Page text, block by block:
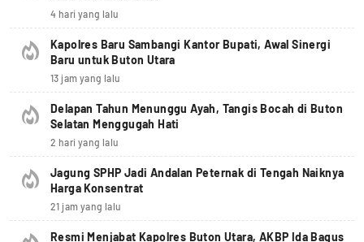
4 hari yang lalu
Kapolres Baru Sambangi Kantor Bupati, Awal Sinergi
Baru untuk Buton Utara
13 jam yang lalu
Delapan Tahun Menunggu Ayah, Tangis Bocah di Buton
Selatan Menggugah Hati
2 hari yang lalu
Jagung SPHP Jadi Andalan Peternak di Tengah Naiknya
Harga Konsentrat
21 jam yang lalu
Resmi Menjabat Kapolres Buton Utara, AKBP Ida Bagus